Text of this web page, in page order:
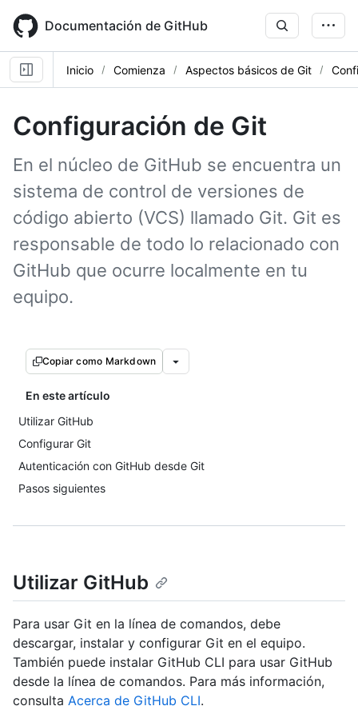
main
content
Documentación de GitHub
Inicio Comienza Aspectos básicos de Git
Configuración de Git
En el núcleo de GitHub se encuentra un
sistema de control de versiones de
código abierto (VCS) llamado Git. Git es
responsable de todo lo relacionado con
GitHub que ocurre localmente en tu
equipo.
Copiar como Markdown
En este artículo
Utilizar GitHub
Configurar Git
Autenticación con GitHub desde Git
Pasos siguientes
Utilizar GitHub
Para usar Git en la línea de comandos, debe
descargar, instalar y configurar Git en el equipo.
También puede instalar GitHub CLI para usar GitHub
desde la línea de comandos. Para más información,
consulta Acerca de GitHub CLI.